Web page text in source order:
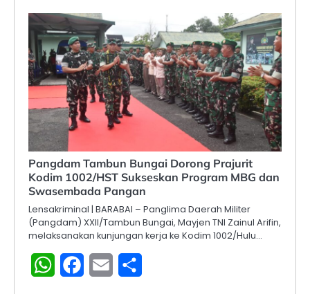
Pangdam Tambun Bungai Dorong Prajurit
Kodim 1002/HST Sukseskan Program MBG dan
Swasembada Pangan
Lensakriminal | BARABAI – Panglima Daerah Militer
(Pangdam) XXII/Tambun Bungai, Mayjen TNI Zainul Arifin,
melaksanakan kunjungan kerja ke Kodim 1002/Hulu…
WhatsAppFacebook
Email